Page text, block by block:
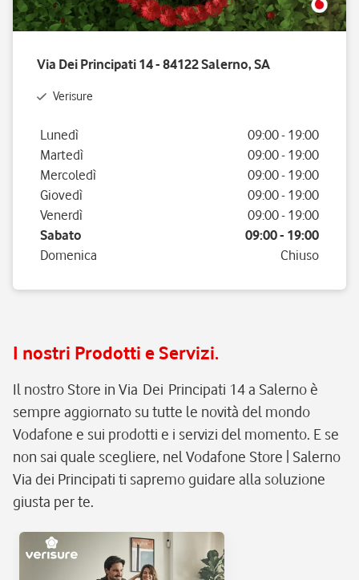
Via Dei Principati 14 - 84122 Salerno, SA
Verisure
Giorno della settimana
Lunedì 09:00- 19:00
Martedì
09:00- 19:00
Mercoledì
09:00- 19:00
Giovedì
09:00- 19:00
Venerdì
09:00- 19:00
Sabato
09:00- 19:00
Domenica
Chiuso
I nostri Prodotti e Servizi.
Il nostro Store in Via Dei Principati 14 a Salerno è
sempre aggiornato su tutte le novità del mondo
Vodafone e sui prodotti e i servizi del momento. E se
non sai quale scegliere, nel Vodafone Store | Salerno
Via dei Principati ti sapremo guidare alla soluzione
giusta per te.